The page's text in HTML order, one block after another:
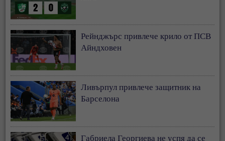
Рейнджърс привлече крило от ПСВ
Айндховен
Ливърпул привлече защитник на
Барселона
Габриела Георгиева не успя да се